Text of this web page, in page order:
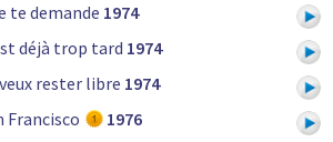
te demande 1974
déjà trop tard 1974
rester libre 1974
Francisco
1976